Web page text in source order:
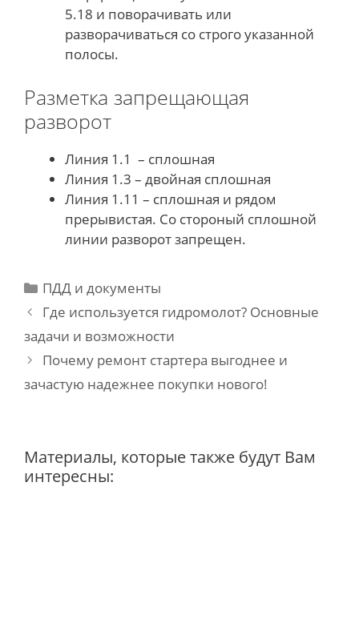
5.18 и поворачивать или
разворачиваться со строго указанной
полосы.
Разметка запрещающая
разворот
Линия 1.1 – сплошная
Линия 1.3 – двойная сплошная
Линия 1.11 – сплошная и рядом
прерывистая. Со стороный сплошной
линии разворот запрещен.
Categories
ПДД и документы
Post
navigation
Где используется гидромолот? Основные
задачи и возможности
Почему ремонт стартера выгоднее и
зачастую надежнее покупки нового!
Материалы, которые также будут Вам
интересны: